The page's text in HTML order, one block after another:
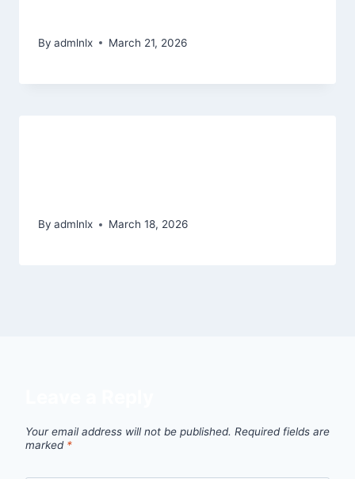
By admlnlx March 21, 2026
By admlnlx March 18, 2026
Your email address will not be published. Required fields are
marked *